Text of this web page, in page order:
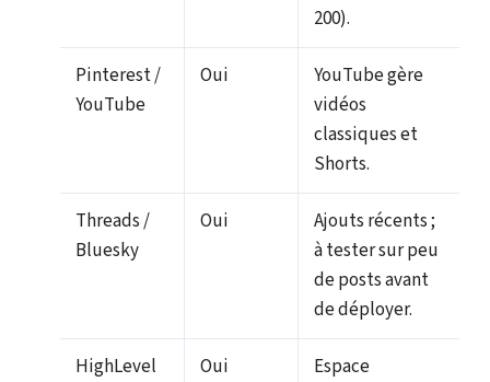
200).
Pinterest /
YouTube
Oui
YouTube gère
vidéos
classiques et
Shorts.
Threads /
Bluesky
Oui
Ajouts récents ;
à tester sur peu
de posts avant
de déployer.
HighLevel
Oui
Espace